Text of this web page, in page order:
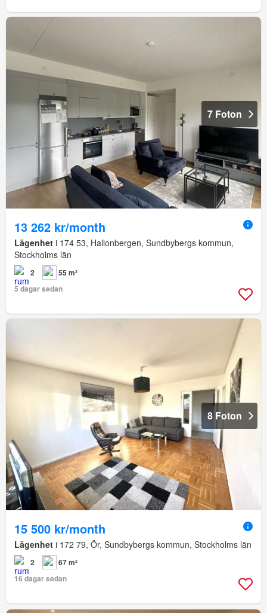
7 Foton
13 262 kr/month
Lägenhet i 174 53, Hallonbergen, Sundbybergs kommun,
Stockholms län
2
55 m²
5 dagar sedan
8 Foton
15 500 kr/month
Lägenhet i 172 79, Ör, Sundbybergs kommun, Stockholms län
2
67 m²
16 dagar sedan